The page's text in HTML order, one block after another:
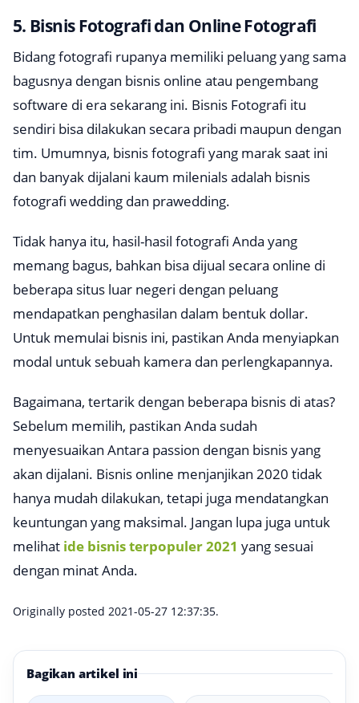
5. Bisnis Fotografi dan Online Fotografi
Bidang fotografi rupanya memiliki peluang yang sama
bagusnya dengan bisnis online atau pengembang
software di era sekarang ini. Bisnis Fotografi itu
sendiri bisa dilakukan secara pribadi maupun dengan
tim. Umumnya, bisnis fotografi yang marak saat ini
dan banyak dijalani kaum milenials adalah bisnis
fotografi wedding dan prawedding.
Tidak hanya itu, hasil-hasil fotografi Anda yang
memang bagus, bahkan bisa dijual secara online di
beberapa situs luar negeri dengan peluang
mendapatkan penghasilan dalam bentuk dollar.
Untuk memulai bisnis ini, pastikan Anda menyiapkan
modal untuk sebuah kamera dan perlengkapannya.
Bagaimana, tertarik dengan beberapa bisnis di atas?
Sebelum memilih, pastikan Anda sudah
menyesuaikan Antara passion dengan bisnis yang
akan dijalani. Bisnis online menjanjikan 2020 tidak
hanya mudah dilakukan, tetapi juga mendatangkan
keuntungan yang maksimal. Jangan lupa juga untuk
melihat ide bisnis terpopuler 2021 yang sesuai
dengan minat Anda.
Originally posted 2021-05-27 12:37:35.
Bagikan artikel ini